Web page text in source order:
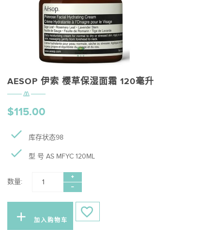
AESOP 伊索 樱草保湿面霜 120毫升
$115.00
库存状态98
型 号 AS MFYC 120ML
数量:
加入购物车